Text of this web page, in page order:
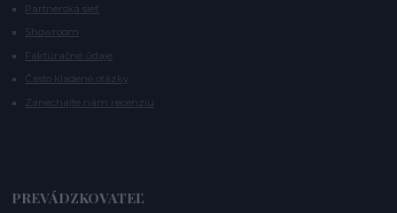
Partnerská sieť
Showroom
Faktúračné údaje
Často kladené otázky
Zanechajte nám recenziu
PREVÁDZKOVATEĽ